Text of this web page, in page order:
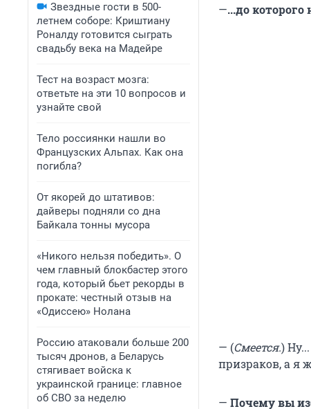
Звездные гости в 500-
летнем соборе: Криштиану
Роналду готовится сыграть
свадьбу века на Мадейре
Тест на возраст мозга:
ответьте на эти 10 вопросов и
узнайте свой
Тело россиянки нашли во
Французских Альпах. Как она
погибла?
От якорей до штативов:
дайверы подняли со дна
Байкала тонны мусора
«Никого нельзя победить». О
чем главный блокбастер этого
года, который бьет рекорды в
прокате: честный отзыв на
«Одиссею» Нолана
Россию атаковали больше 200
тысяч дронов, а Беларусь
стягивает войска к
украинской границе: главное
об СВО за неделю
—...до которого
— (Смеется.)
призраков, а я
— Почему вы